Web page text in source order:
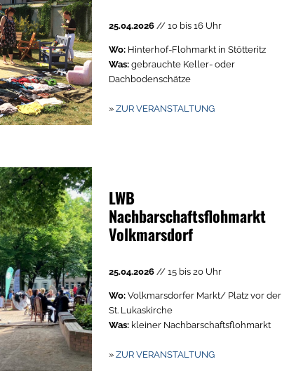
25.04.2026 // 10 bis 16 Uhr
Wo: Hinterhof-Flohmarkt in Stötteritz
Was: gebrauchte Keller- oder
Dachbodenschätze
» ZUR VERANSTALTUNG
LWB
Nachbarschaftsflohmarkt
Volkmarsdorf
25.04.2026 // 15 bis 20 Uhr
Wo: Volkmarsdorfer Markt/ Platz vor der
St. Lukaskirche
Was: kleiner Nachbarschaftsflohmarkt
» ZUR VERANSTALTUNG